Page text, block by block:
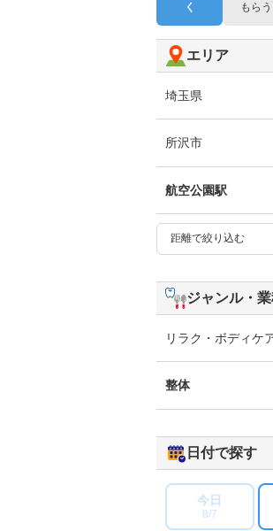
く
もらう
エリア
埼玉県
所沢市
航空公園駅
ジャンル・
リラク・ボディケ
整体
日付で探す
今日
8/7